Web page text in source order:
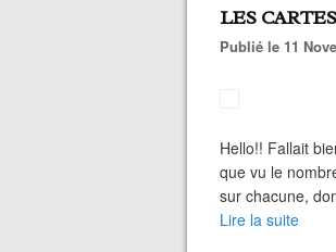
LES
Publié le 11
Hello!! Fallait
que vu le
sur chacune,
Lire la suite